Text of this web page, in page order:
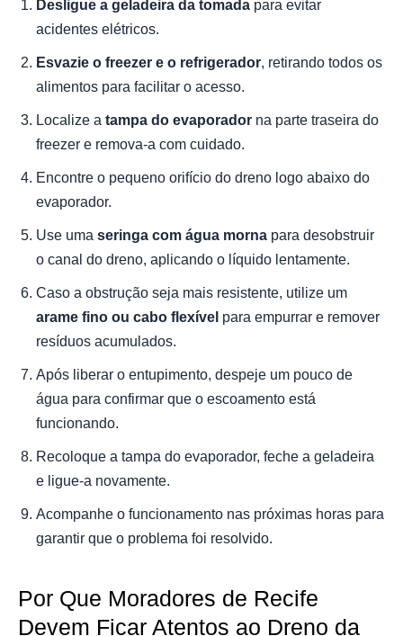
Desligue a geladeira da tomada para evitar
acidentes elétricos.
Esvazie o freezer e o refrigerador, retirando todos os
alimentos para facilitar o acesso.
Localize a tampa do evaporador na parte traseira do
freezer e remova-a com cuidado.
Encontre o pequeno orifício do dreno logo abaixo do
evaporador.
Use uma seringa com água morna para desobstruir
o canal do dreno, aplicando o líquido lentamente.
Caso a obstrução seja mais resistente, utilize um
arame fino ou cabo flexível para empurrar e remover
resíduos acumulados.
Após liberar o entupimento, despeje um pouco de
água para confirmar que o escoamento está
funcionando.
Recoloque a tampa do evaporador, feche a geladeira
e ligue-a novamente.
Acompanhe o funcionamento nas próximas horas para
garantir que o problema foi resolvido.
Por Que Moradores de Recife
Devem Ficar Atentos ao Dreno da